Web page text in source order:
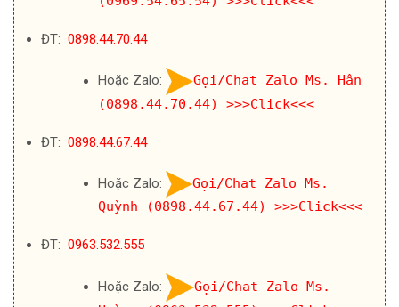
ĐT: 0898.44.70.44
Hoặc Zalo:
Gọi/Chat Zalo Ms. Hân
(0898.44.70.44)
>>>Click<<<
ĐT: 0898.44.67.44
Hoặc Zalo:
Gọi/Chat Zalo Ms.
Quỳnh (0898.44.67.44)
>>>Click<<<
ĐT: 0963.532.555
Hoặc Zalo:
Gọi/Chat Zalo Ms.